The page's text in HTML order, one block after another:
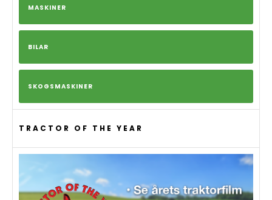
MASKINER
BILAR
SKOGSMASKINER
TRACTOR OF THE YEAR